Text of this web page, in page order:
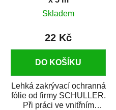
Skladem
22 Kč
DO KOŠÍKU
Lehká zakrývací ochranná
fólie od firmy SCHULLER.
Při práci ve vnitřním